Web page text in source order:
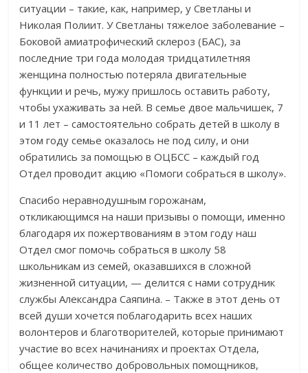
ситуации – такие, как, например, у Светланы и
Николая Полиит. У Светланы тяжелое заболевание –
Боковой амиатрофический склероз (БАС), за
последние три года молодая тридцатилетняя
женщина полностью потеряла двигательные
функции и речь, мужу пришлось оставить работу,
чтобы ухаживать за ней. В семье двое мальчишек, 7
и 11 лет – самостоятельно собрать детей в школу в
этом году семье оказалось не под силу, и они
обратились за помощью в ОЦБСС – каждый год
Отдел проводит акцию «Помоги собраться в школу».
Спасибо неравнодушным горожанам,
откликающимся на наши призывы о помощи, именно
благодаря их пожертвованиям в этом году наш
Отдел смог помочь собраться в школу 58
школьникам из семей, оказавшихся в сложной
жизненной ситуации, — делится с нами сотрудник
службы Александра Саяпина. – Также в этот день от
всей души хочется поблагодарить всех наших
волонтеров и благотворителей, которые принимают
участие во всех начинаниях и проектах Отдела,
общее количество добровольных помощников,